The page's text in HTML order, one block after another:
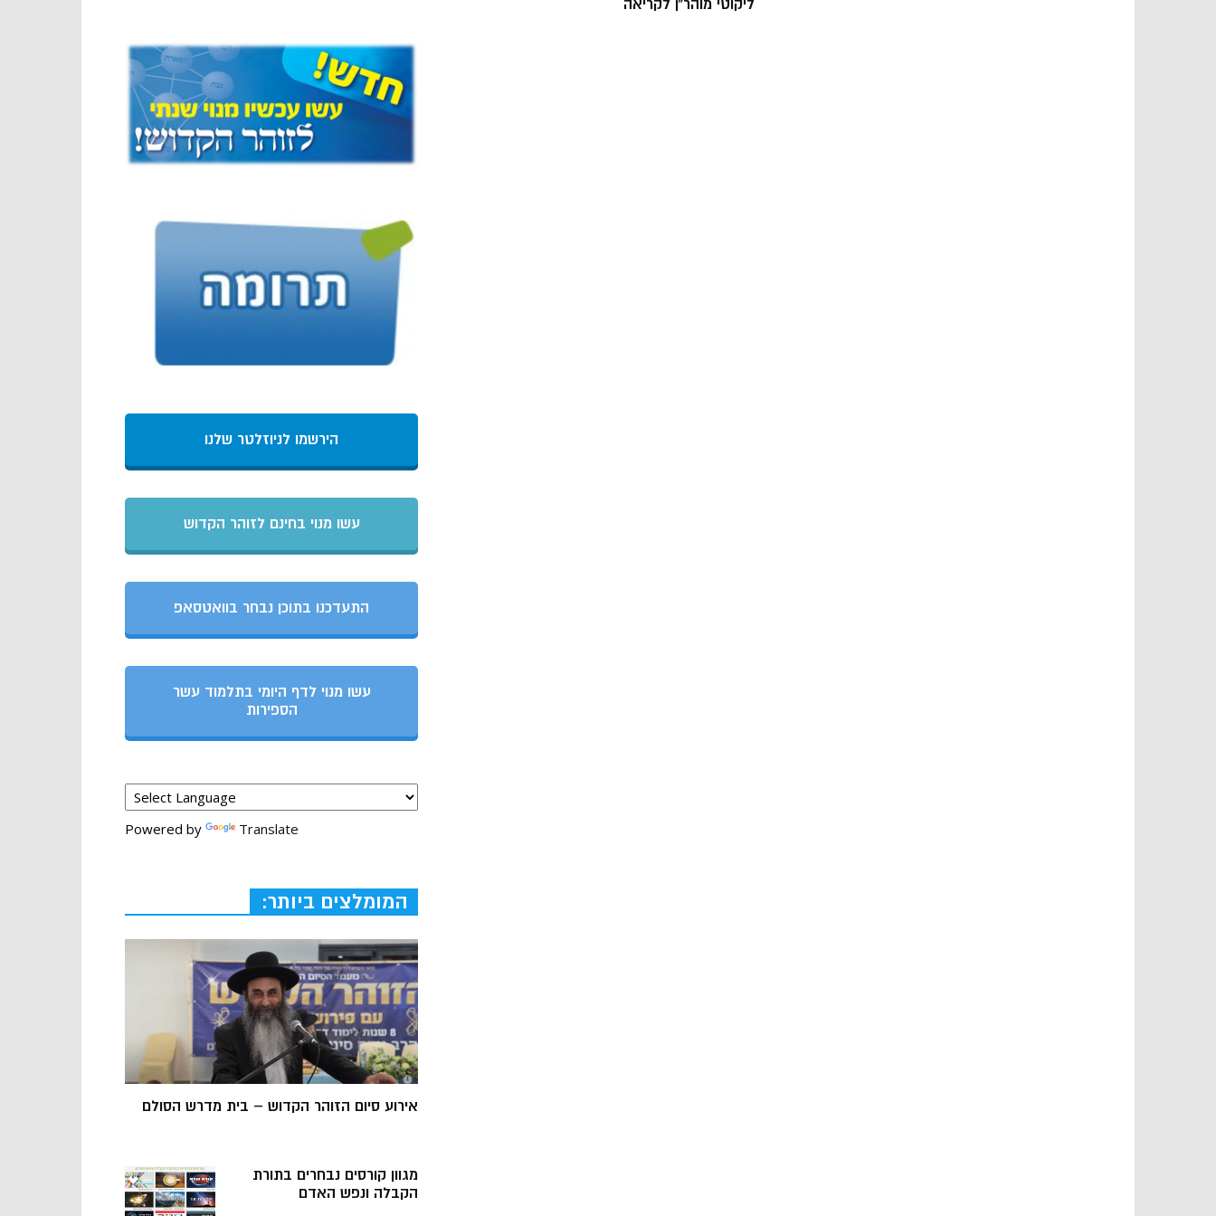
ליקוטי מוהר”ן לקריאה
הירשמו לניוזלטר שלנו
עשו מנוי בחינם לזוהר הקדוש
התעדכנו בתוכן נבחר בוואטסאפ
עשו מנוי לדף היומי בתלמוד עשר
הספירות
Powered by Translate
המומלצים ביותר:
אירוע סיום הזוהר הקדוש – בית מדרש הסולם
מגוון קורסים נבחרים בתורת
הקבלה ונפש האדם